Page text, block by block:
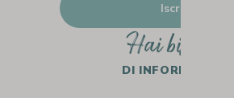
Iscriviti
Hai bisogno
DI INFORMAZIONI?